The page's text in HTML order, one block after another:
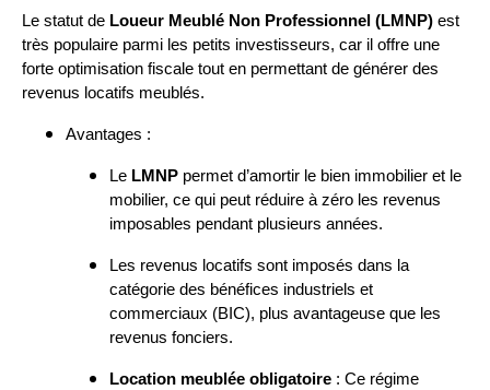
Le statut de Loueur Meublé Non Professionnel (LMNP) est
très populaire parmi les petits investisseurs, car il offre une
forte optimisation fiscale tout en permettant de générer des
revenus locatifs meublés.
Avantages :
Le LMNP permet d’amortir le bien immobilier et le
mobilier, ce qui peut réduire à zéro les revenus
imposables pendant plusieurs années.
Les revenus locatifs sont imposés dans la
catégorie des bénéfices industriels et
commerciaux (BIC), plus avantageuse que les
revenus fonciers.
Location meublée obligatoire : Ce régime